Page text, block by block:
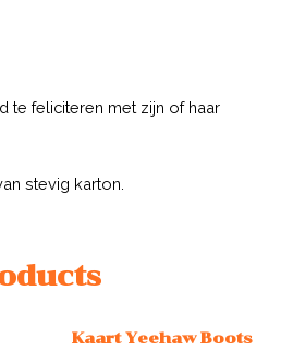
te feliciteren met zijn of haar
stevig karton.
Kaart Yeehaw Boots